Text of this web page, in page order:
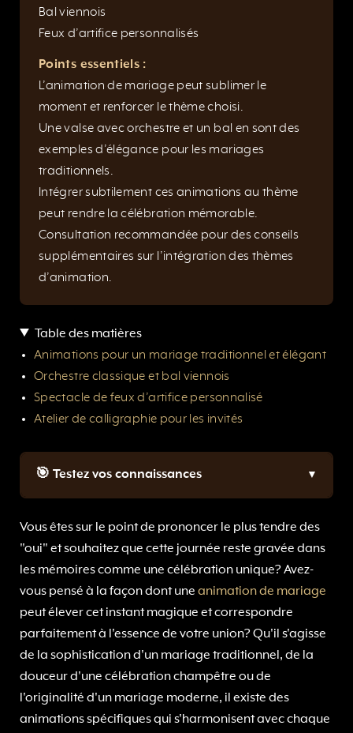
Bal viennois
Feux d’artifice personnalisés
Points essentiels :
L’animation de mariage peut sublimer le
moment et renforcer le thème choisi.
Une valse avec orchestre et un bal en sont des
exemples d’élégance pour les mariages
traditionnels.
Intégrer subtilement ces animations au thème
peut rendre la célébration mémorable.
Consultation recommandée pour des conseils
supplémentaires sur l’intégration des thèmes
d’animation.
Table des matières
Animations pour un mariage traditionnel et élégant
Orchestre classique et bal viennois
Spectacle de feux d’artifice personnalisé
Atelier de calligraphie pour les invités
🎯 Testez vos connaissances
Vous êtes sur le point de prononcer le plus tendre des
"oui" et souhaitez que cette journée reste gravée dans
les mémoires comme une célébration unique? Avez-
vous pensé à la façon dont une animation de mariage
peut élever cet instant magique et correspondre
parfaitement à l'essence de votre union? Qu'il s'agisse
de la sophistication d'un mariage traditionnel, de la
douceur d'une célébration champêtre ou de
l'originalité d'un mariage moderne, il existe des
animations spécifiques qui s'harmonisent avec chaque